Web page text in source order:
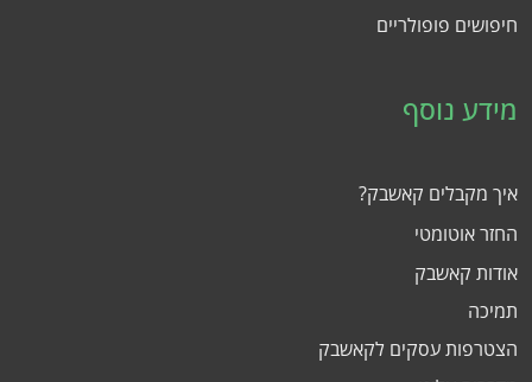
חיפושים פופולריים
מידע נוסף
איך מקבלים קאשבק?
החזר אוטומטי
אודות קאשבק
תמיכה
הצטרפות עסקים לקאשבק